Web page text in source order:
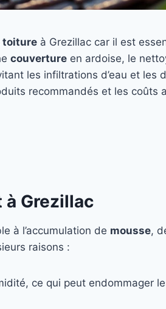
toiture à Grezillac car il est
couverture en ardoise, le
les infiltrations d’eau et
recommandés et les coûts
Grezillac
à l’accumulation de mousse,
raisons :
ce qui peut endommager